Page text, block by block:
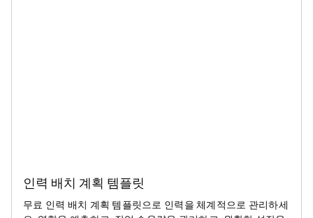
인력 배치 계획 템플릿
무료 인력 배치 계획 템플릿으로 인력을 체계적으로 관리하세